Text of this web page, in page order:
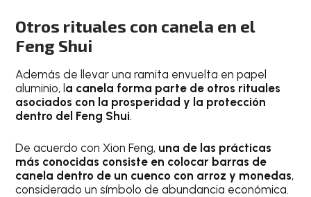
Otros rituales con canela en el
Feng Shui
Además de llevar una ramita envuelta en papel
aluminio, l a canela forma parte de otros rituales
asociados con la prosperidad y la protección
dentro del Feng Shui.
De acuerdo con Xion Feng, una de las prácticas
más conocidas consiste en colocar barras de
canela dentro de un cuenco con arroz y monedas,
considerado un símbolo de abundancia económica.